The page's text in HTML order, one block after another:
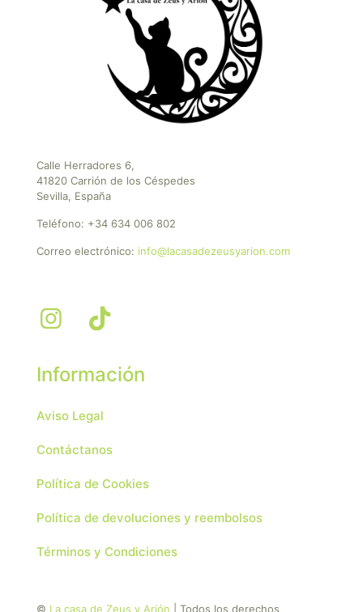
Calle Herradores 6,
41820 Carrión de los Céspedes
Sevilla, España
Teléfono: +34 634 006 802
Correo electrónico: info@lacasadezeusyarion.com
Información
Aviso Legal
Contáctanos
Política de Cookies
Política de devoluciones y reembolsos
Términos y Condiciones
© La casa de Zeus y Arión | Todos los derechos